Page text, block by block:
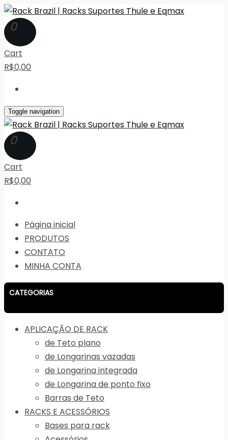
0
Cart
R$0,00
Toggle navigation
0
Cart
R$0,00
Página inicial
PRODUTOS
CONTATO
MINHA CONTA
CATEGORIAS
APLICAÇÃO DE RACK
de Teto plano
de Longarinas vazadas
de Longarina integrada
de Longarina de ponto fixo
Barras de Teto
RACKS E ACESSÓRIOS
Bases para rack